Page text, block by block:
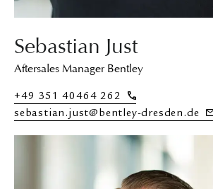
Sebastian Just
Aftersales Manager Bentley
+49 351 40464 262
sebastian.just@bentley-dresden.de